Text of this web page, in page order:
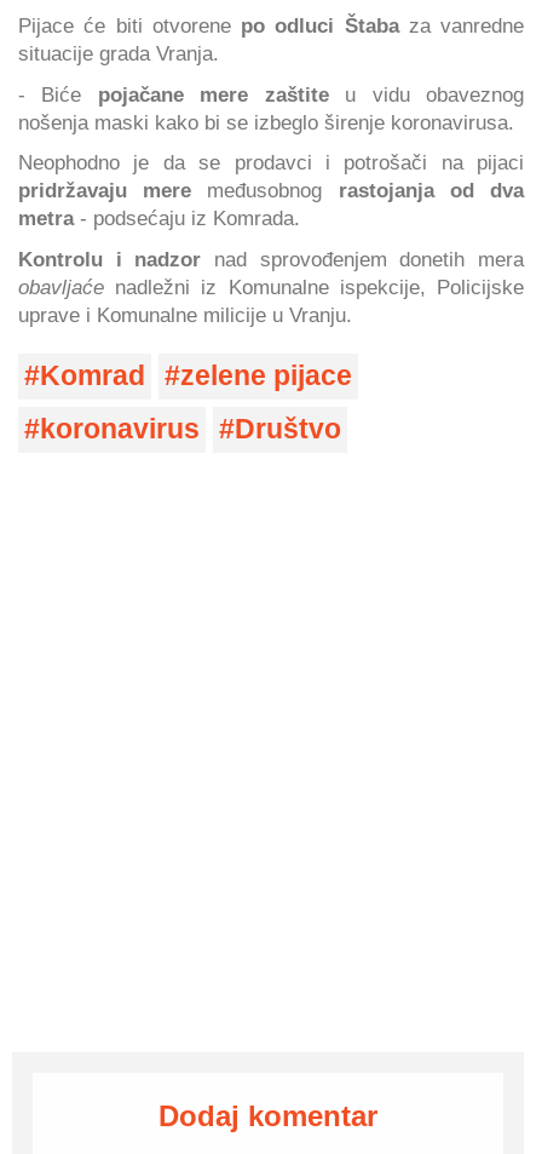
Pijace će biti otvorene po odluci Štabaza vanredne
situacije grada Vranja.
- Biće pojačane mere zaštiteu vidu obaveznog
nošenja maski kako bi se izbeglo širenje koronavirusa.
Neophodno je da se prodavci i potrošači na pijaci
pridržavaju mere međusobnog rastojanja od dva
metra- podsećaju iz Komrada.
Kontrolu i nadzor nad sprovođenjem donetih mera
obavljaće nadležni iz Komunalne ispekcije, Policijske
uprave i Komunalne milicije u Vranju.
Komrad
zelene pijace
koronavirus
Društvo
Dodaj komentar